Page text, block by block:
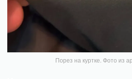
Порез на куртке. Фото из